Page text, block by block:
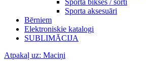
Sporta bikses / šorti
Sporta aksesuāri
Bērniem
Elektroniskie katalogi
SUBLIMĀCIJA
Atpakaļ uz: Maciņi